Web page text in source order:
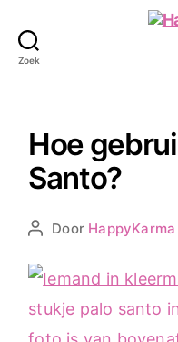
Zoek
Hoe
Santo?
Berichtauteur
Door HappyKarma